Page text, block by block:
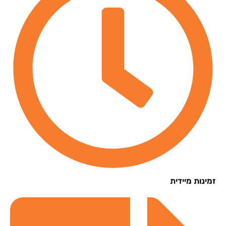
מיידית